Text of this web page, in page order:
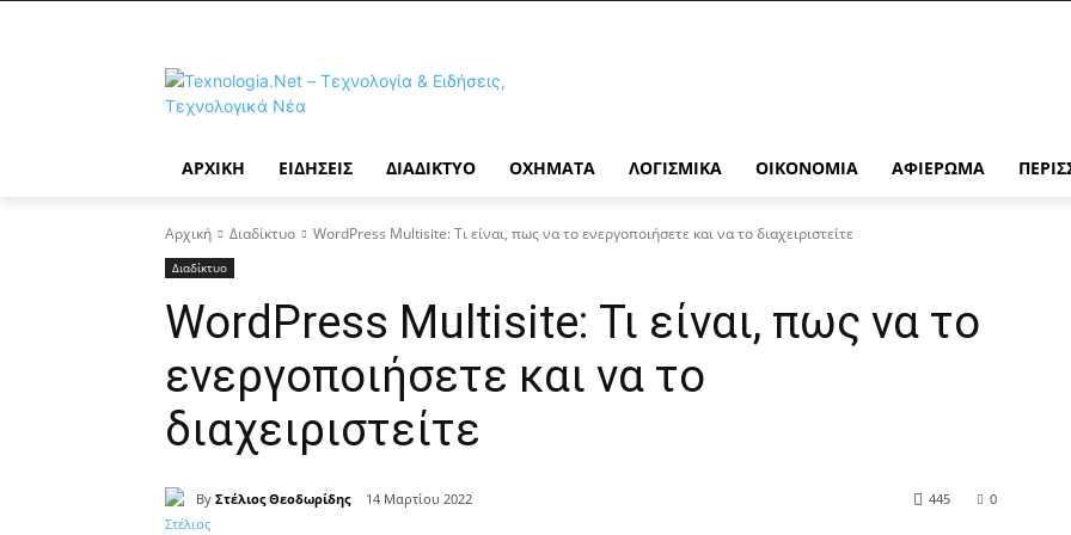
ΑΡΧΙΚΉ ΕΙΔΉΣΕΙΣ ΔΙΑΔΊΚΤΥΟ ΟΧΉΜΑΤΑ ΛΟΓΙΣΜΙΚΆ ΟΙΚΟΝΟΜΊΑ ΑΦΙΈΡΩΜΑ
Αρχική Διαδίκτυο WordPress Multisite: Τι είναι, πως να το ενεργοποιήσετε και να το διαχειριστείτε
Διαδίκτυο
WordPress Multisite: Τι είναι, πως να το
ενεργοποιήσετε και να το
διαχειριστείτε
By Στέλιος Θεοδωρίδης 14 Μαρτίου 2022 0
445